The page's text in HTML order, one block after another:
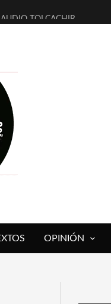
TOLCACHIR
EN EXVITA
OPINIÓN